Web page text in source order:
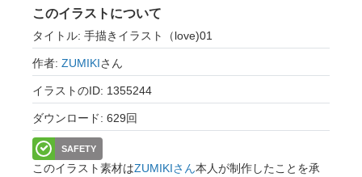
このイラストについて
タイトル: 手描きイラスト（love)01
作者: ZUMIKIさん
イラストのID: 1355244
ダウンロード: 629回
SAFETY
このイラスト素材はZUMIKIさん本人が制作したことを承